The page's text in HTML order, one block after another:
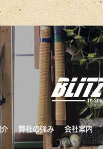
弊社の強み 会社案内